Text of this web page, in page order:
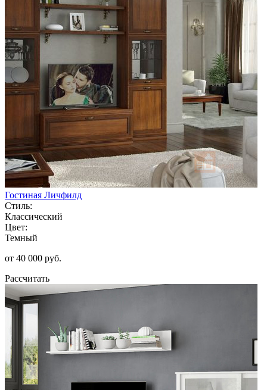
Гостиная Личфилд
Стиль:
Классический
Цвет:
Темный
от 40 000 руб.
Рассчитать